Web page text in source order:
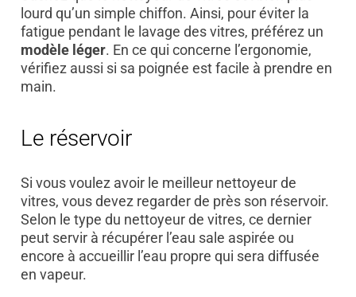
lourd qu’un simple chiffon. Ainsi, pour éviter la
fatigue pendant le lavage des vitres, préférez un
modèle léger. En ce qui concerne l’ergonomie,
vérifiez aussi si sa poignée est facile à prendre en
main.
Le réservoir
Si vous voulez avoir le meilleur nettoyeur de
vitres, vous devez regarder de près son réservoir.
Selon le type du nettoyeur de vitres, ce dernier
peut servir à récupérer l’eau sale aspirée ou
encore à accueillir l’eau propre qui sera diffusée
en vapeur.